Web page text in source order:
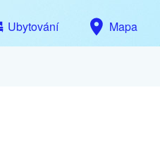
Ubytování Mapa